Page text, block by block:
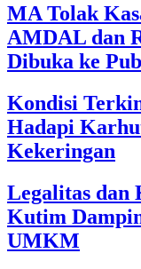
MA Tolak
AMDAL dan
Dibuka ke
Kondisi
Hadapi
Kekeringan
Legalitas dan
Kutim
UMKM